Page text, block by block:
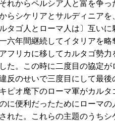
れからペルシア人と富を争
らシケリアとサルディニア
タゴ人とローマ人は〕互い
六年間継続してイタリアを
フリカに移してカルタゴ勢
た。この時に二度目の協定
反のせいで三度目にして最
ピオ麾下のローマ軍がカル
に便利だったためにローマ
れた。これらの主題のうち